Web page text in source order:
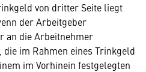
von dritter Seite liegt
der Arbeitgeber
an die Arbeitnehmer
im Rahmen eines Trinkgeld
im Vorhinein festgelegten